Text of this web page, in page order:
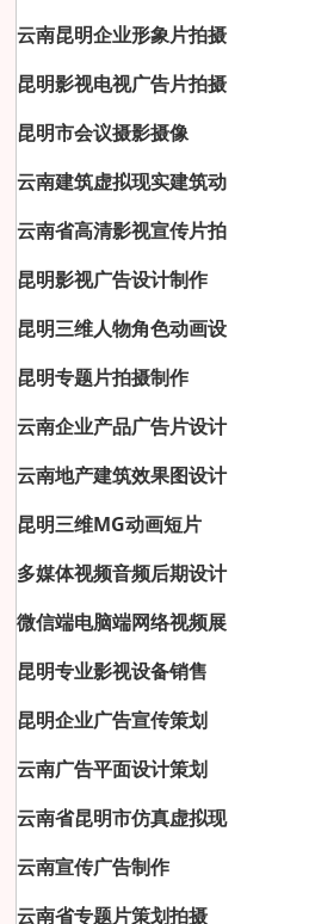
云南昆明企业形象片拍摄
昆明影视电视广告片拍摄
昆明市会议摄影摄像
云南建筑虚拟现实建筑动
云南省高清影视宣传片拍
昆明影视广告设计制作
昆明三维人物角色动画设
昆明专题片拍摄制作
云南企业产品广告片设计
云南地产建筑效果图设计
昆明三维MG动画短片
多媒体视频音频后期设计
微信端电脑端网络视频展
昆明专业影视设备销售
昆明企业广告宣传策划
云南广告平面设计策划
云南省昆明市仿真虚拟现
云南宣传广告制作
云南省专题片策划拍摄